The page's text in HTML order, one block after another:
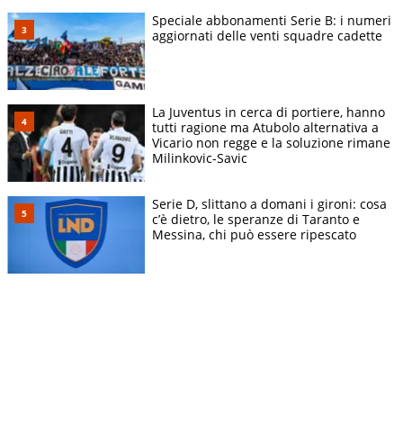
Speciale abbonamenti Serie B: i numeri
aggiornati delle venti squadre cadette
La Juventus in cerca di portiere, hanno
tutti ragione ma Atubolo alternativa a
Vicario non regge e la soluzione rimane
Milinkovic-Savic
Serie D, slittano a domani i gironi: cosa
c’è dietro, le speranze di Taranto e
Messina, chi può essere ripescato